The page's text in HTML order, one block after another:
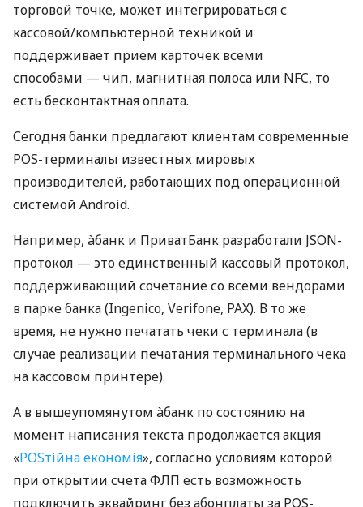
торговой точке, может интегрироваться с
кассовой/компьютерной техникой и
поддерживает прием карточек всеми
способами — чип, магнитная полоса или NFC, то
есть бесконтактная оплата.
Сегодня банки предлагают клиентам современные
POS-терминалы известных мировых
производителей, работающих под операционной
системой Android.
Например, àбанк и ПриватБанк разработали JSON-
протокол — это единственный кассовый протокол,
поддерживающий сочетание со всеми вендорами
в парке банка (Ingenico, Verifone, PAX). В то же
время, не нужно печатать чеки с терминала (в
случае реализации печатания терминального чека
на кассовом принтере).
А в вышеупомянутом àбанк по состоянию на
момент написания текста продолжается акция
«POSтійна економія», согласно условиям которой
при открытии счета ФЛП есть возможность
подключить эквайринг без абонплаты за POS-